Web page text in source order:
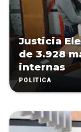
Justicia
de 3.928
internas
POLÍTICA